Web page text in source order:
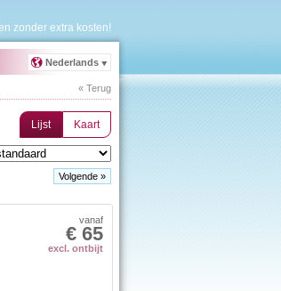
zonder extra kosten!
Nederlands
« Terug
Lijst Kaart
Volgende »
€ 65
vanaf
excl. ontbijt